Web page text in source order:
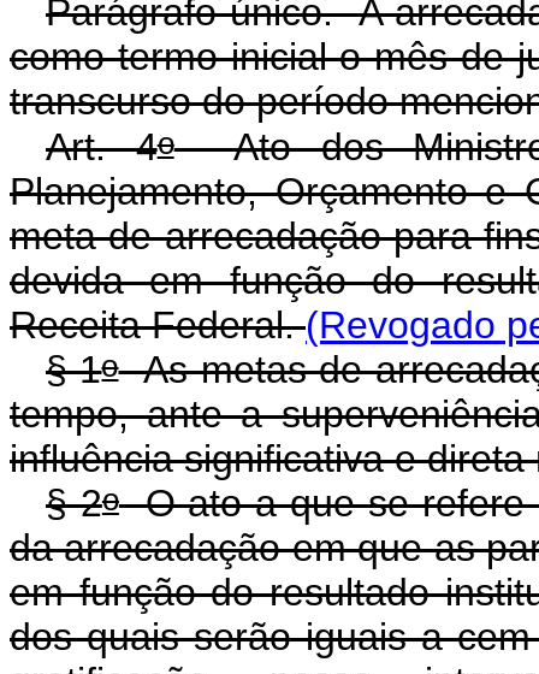
Parágrafo único. A
como termo inicial o mês de
transcurso do período
Art. 4oAto dos
Planejamento, Orçamento e
meta de arrecadação para
devida em função do
Receita Federal.(Revogado
§ 1oAs metas de
tempo, ante a
influência significativa e
§ 2oO ato a que se
da arrecadação em que as
em função do resultado
dos quais serão iguais a